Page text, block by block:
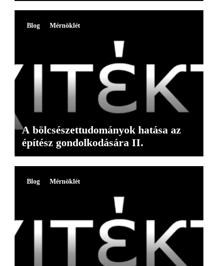
Blog Mérnöklét
A bölcsészettudományok hatása az
építész gondolkodására II.
Blog Mérnöklét